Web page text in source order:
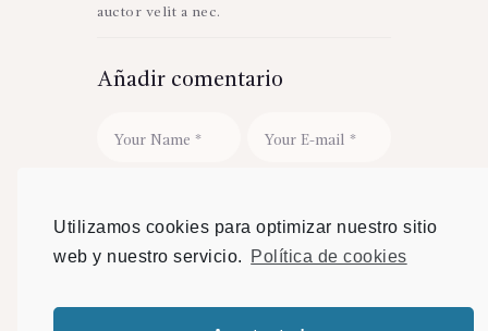
Utilizamos cookies para optimizar nuestro sitio
web y nuestro servicio.
Política de cookies
auctor velit a nec.
Añadir comentario
la próxima vez que comente.